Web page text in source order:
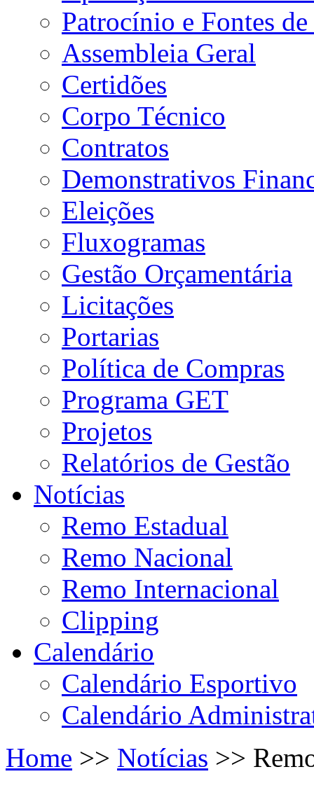
Patrocínio e Fontes de
Assembleia Geral
Certidões
Corpo Técnico
Contratos
Demonstrativos
Eleições
Fluxogramas
Gestão Orçamentária
Licitações
Portarias
Política de Compras
Programa GET
Projetos
Relatórios de Gestão
Notícias
Remo Estadual
Remo Nacional
Remo Internacional
Clipping
Calendário
Calendário Esportivo
Calendário
Home >> Notícias >>